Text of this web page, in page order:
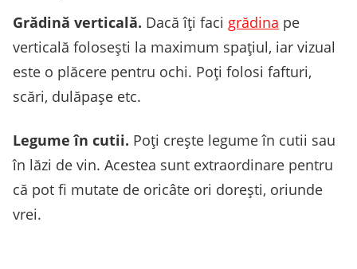
Grădină verticală. Dacă îţi faci grădina pe
verticală foloseşti la maximum spaţiul, iar vizual
este o plăcere pentru ochi. Poţi folosi fafturi,
scări, dulăpaşe etc.
Legume în cutii. Poţi creşte legume în cutii sau
în lăzi de vin. Acestea sunt extraordinare pentru
că pot fi mutate de oricâte ori doreşti, oriunde
vrei.